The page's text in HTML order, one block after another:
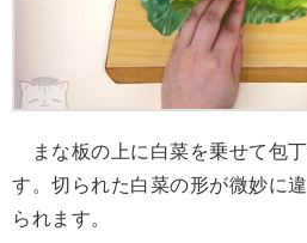
まな板の上に白菜を乗せて包
す。切られた白菜の形が微妙に
られます。